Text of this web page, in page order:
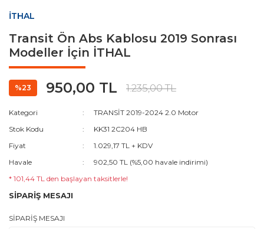
İTHAL
Transit Ön Abs Kablosu 2019 Sonrası
Modeller İçin İTHAL
%23 950,00 TL 1.235,00 TL
Kategori
TRANSİT 2019-2024 2.0 Motor
Stok Kodu
KK31 2C204 HB
Fiyat
1.029,17 TL + KDV
Havale
902,50 TL (%5,00 havale indirimi)
* 101,44 TL den başlayan taksitlerle!
SİPARİŞ MESAJI
SİPARİŞ MESAJI